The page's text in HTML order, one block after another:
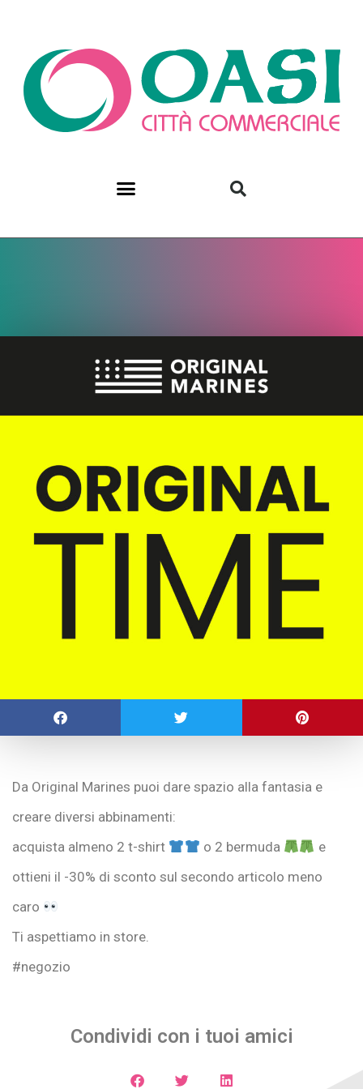
Da Original Marines puoi dare spazio alla fantasia e
creare diversi abbinamenti:
acquista almeno 2 t-shirt
o 2 bermuda
e
ottieni il -30% di sconto sul secondo articolo meno
caro
Ti aspettiamo in store.
#negozio
Condividi con i tuoi amici